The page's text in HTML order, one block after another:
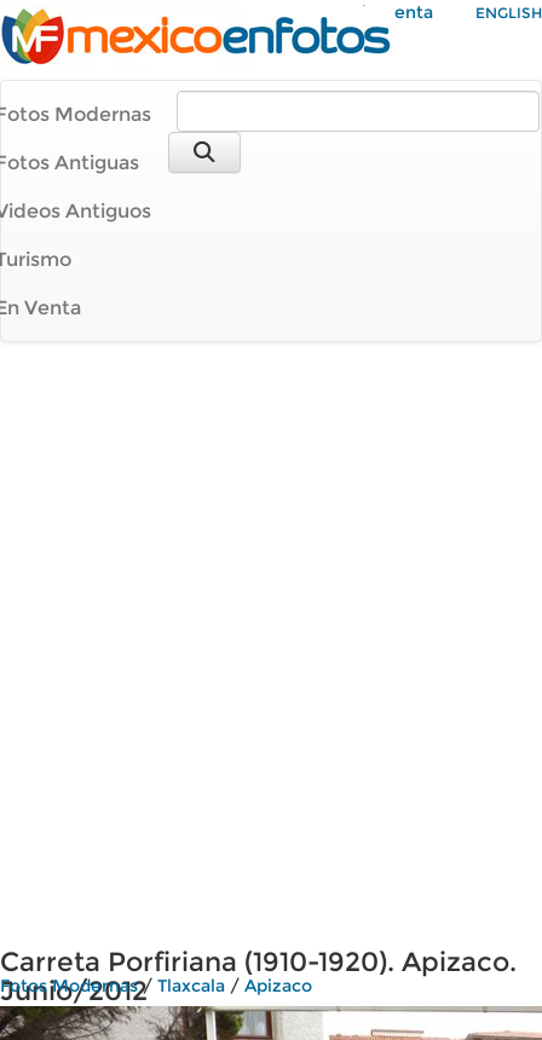
Mi Cuenta ENGLISH
Modernas
Antiguas
Antiguos
Venta
Carreta Porfiriana (1910-1920). Apizaco.
Junio/2012
Fotos Modernas/ Tlaxcala / Apizaco